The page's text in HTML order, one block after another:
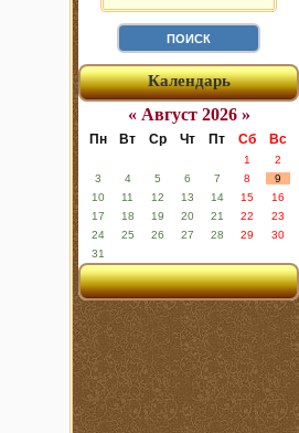
Календарь
« Август 2026 »
Пн Вт Ср Чт Пт Сб Вс
1
2
3
4 5 6 7 8
9
10
11 12 13 14 15
16
17
18 19 20 21 22
23
24
25 26 27 28 29
30
31